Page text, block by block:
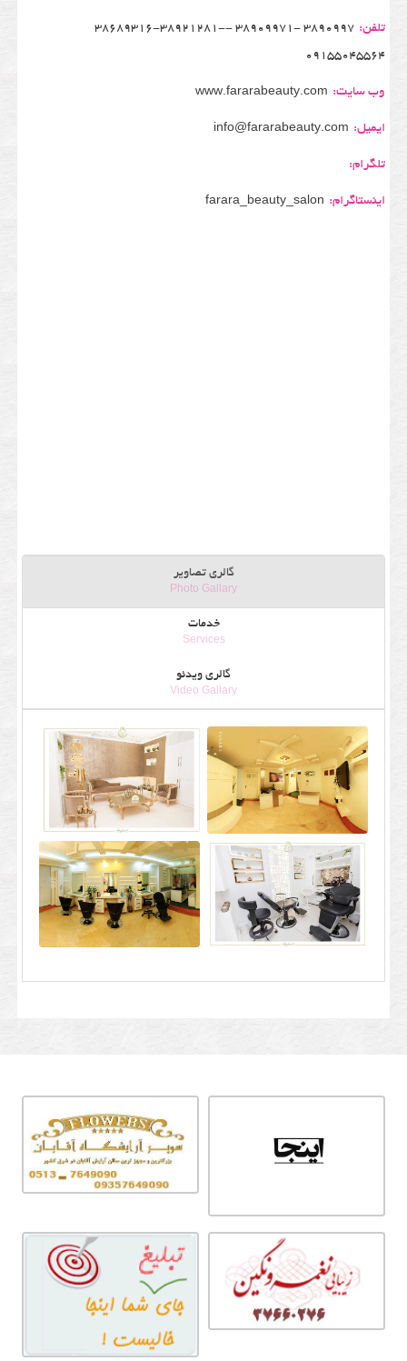
تلفن: 3890997 -38909971 -38689316-38921281-
09155045564
وب سایت: www.fararabeauty.com
ایمیل: info@fararabeauty.com
تلگرام:
اینستاگرام: farara_beauty_salon
گالری تصاویر
Photo Gallary
خدمات
Services
گالری ویدئو
Video Gallary